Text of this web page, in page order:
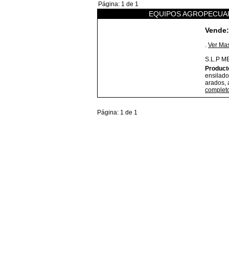
Página: 1 de 1
EQUIPOS
Vende:
. Ver
S.L.P
arados,
Página: 1 de 1